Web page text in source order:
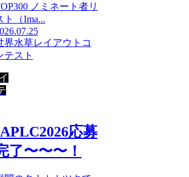
ノミネート者リ
ト（Ima...
界水草レイアウトコ
テスト
応募
了〜〜〜！